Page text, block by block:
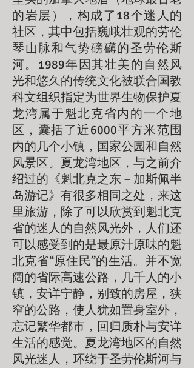
的岩层），构成了18个迷人的
社区，其中包括巍峨壮观的劳伦
琴山脉和气势磅礴的圣劳伦斯
河。1989年因其壮美的自然风
光和悠久的传统文化被联合国教
科文组织指定为世界生物保护夏
龙湾属于魁北克省内的一个地
区，囊括了近6000平方米范围
内的几个小镇，国家公园和自然
风景区。夏龙湾地区，与之前介
绍过的《魁北克之东－加斯佩半
岛游记》有很多相同之处，来这
里旅游，除了可以欣赏到魁北克
省的迷人的自然风光外，人们还
可以感受到的是最原汁原味的魁
北克省“原住民”的生活。并不宽
阔的省际高速公路，几千人的小
镇，安详宁静，别致的房屋，狭
窄的公路，使人犹如置身室外，
忘记繁华都市，回归质朴与安详
生活的感觉。夏龙湾地区的自然
风光迷人，环绕于圣劳伦斯河与